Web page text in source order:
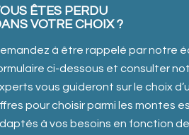
ÊTES PERDU
VOTRE CHOIX ?
à être rappelé par notre
ci-dessous et consulter
vous guideront sur le choix
pour choisir parmi les montes
à vos besoins en fonction